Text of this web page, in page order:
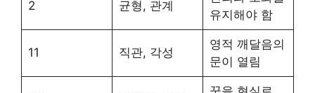
2 균형, 관계
유지해야 함
11 직관, 각성
영적 깨달음의
문이 열림